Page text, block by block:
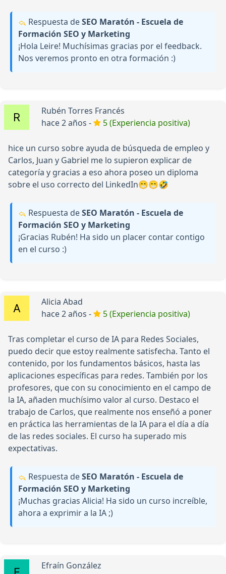
Respuesta deSEO Maratón - Escuela de
Formación SEO y Marketing
¡Hola Leire! Muchísimas gracias por el feedback.
Nos veremos pronto en otra formación :)
Rubén Torres Francés
hace 2 años -
5 (Experiencia positiva)
hice un curso sobre ayuda de búsqueda de empleo y
Carlos, Juan y Gabriel me lo supieron explicar de
categoría y gracias a eso ahora poseo un diploma
sobre el uso correcto del LinkedIn😁😁🤣
Respuesta deSEO Maratón - Escuela de
Formación SEO y Marketing
¡Gracias Rubén! Ha sido un placer contar contigo
en el curso :)
Alicia Abad
hace 2 años -
5 (Experiencia positiva)
Tras completar el curso de IA para Redes Sociales,
puedo decir que estoy realmente satisfecha. Tanto el
contenido, por los fundamentos básicos, hasta las
aplicaciones específicas para redes. También por los
profesores, que con su conocimiento en el campo de
la IA, añaden muchísimo valor al curso. Destaco el
trabajo de Carlos, que realmente nos enseñó a poner
en práctica las herramientas de la IA para el día a día
de las redes sociales. El curso ha superado mis
expectativas.
Respuesta deSEO Maratón - Escuela de
Formación SEO y Marketing
¡Muchas gracias Alicia! Ha sido un curso increíble,
ahora a exprimir a la IA ;)
Efraín González